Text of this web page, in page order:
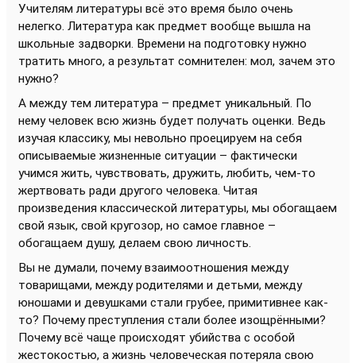
Учителям литературы всё это время было очень
нелегко. Литература как предмет вообще вышла на
школьные задворки. Времени на подготовку нужно
тратить много, а результат сомнителен: мол, зачем это
нужно?
А между тем литература – предмет уникальный. По
нему человек всю жизнь будет получать оценки. Ведь
изучая классику, мы невольно проецируем на себя
описываемые жизненные ситуации – фактически
учимся жить, чувствовать, дружить, любить, чем-то
жертвовать ради другого человека. Читая
произведения классической литературы, мы обогащаем
свой язык, свой кругозор, но самое главное –
обогащаем душу, делаем свою личность.
Вы не думали, почему взаимоотношения между
товарищами, между родителями и детьми, между
юношами и девушками стали грубее, примитивнее как-
то? Почему преступления стали более изощрёнными?
Почему всё чаще происходят убийства с особой
жестокостью, а жизнь человеческая потеряла свою